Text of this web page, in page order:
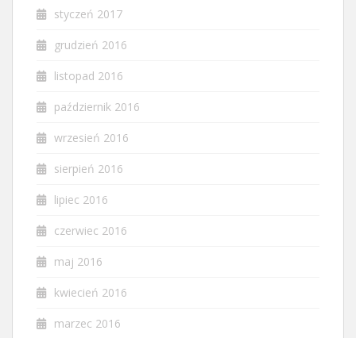
styczeń 2017
grudzień 2016
listopad 2016
październik 2016
wrzesień 2016
sierpień 2016
lipiec 2016
czerwiec 2016
maj 2016
kwiecień 2016
marzec 2016